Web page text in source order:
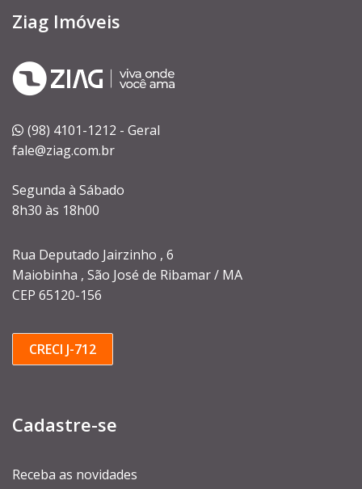
Ziag Imóveis
(98) 4101-1212 - Geral
fale@ziag.com.br
Segunda à Sábado
8h30 às 18h00
Rua Deputado Jairzinho , 6
Maiobinha , São José de Ribamar / MA
CEP 65120-156
CRECI J-712
Cadastre-se
Receba as novidades